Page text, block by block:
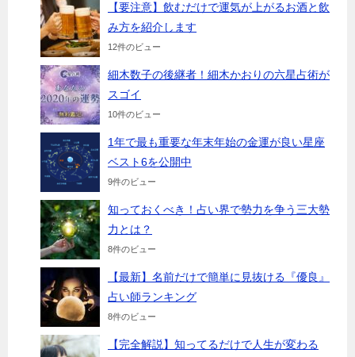
【要注意】飲むだけで運気が上がるお酒と飲
み方を紹介します
12件のビュー
細木数子の後継者！細木かおりの六星占術が
スゴイ
10件のビュー
1年で最も重要な年末年始の金運が良い星座
ベスト6を公開中
9件のビュー
知っておくべき！占い界で勢力を争う三大勢
力とは？
8件のビュー
【最新】名前だけで簡単に見抜ける『優良』
占い師ランキング
8件のビュー
【完全解説】知ってるだけで人生が変わる